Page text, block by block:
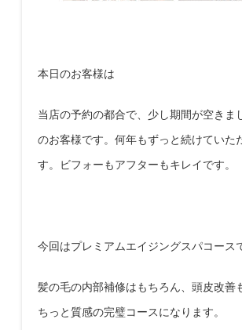
本日のお客様は
当店の予約の都合で、少し期間が空きま
のお客様です。何年もずっと続けていた
す。
ビフォーもアフターもキレイです。
今回はプレミアムエイジングスパコース
髪の毛の内部補修はもちろん、頭皮改善
ちっと質感の完璧コースになります。